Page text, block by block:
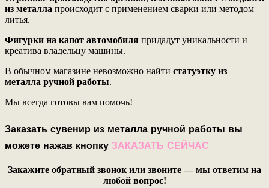
из металла происходит с применением сварки или методом
литья.
Фигурки на капот автомобиля придадут уникальности и
креатива владельцу машины.
В обычном магазине невозможно найти статуэтку из
металла ручной работы.
Мы всегда готовы вам помочь!
Заказать сувенир из металла ручной работы вы
можете нажав кнопку ЗАКАЗАТЬ СЕЙЧАС
Закажите обратный звонок или звоните — мы ответим на
любой вопрос!